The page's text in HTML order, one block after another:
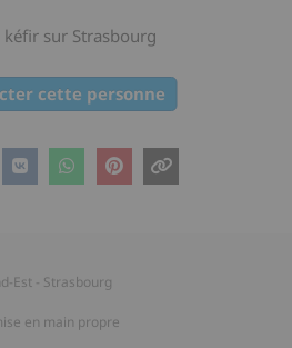
sur Strasbourg
cette personne
Est - Strasbourg
en main propre